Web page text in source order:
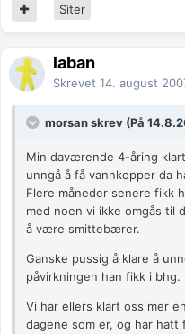
Siter
laban
Skrevet 14. august
morsan skrev (På
Min daværende 4-åring
unngå å få vannkopper da
Flere måneder senere fikk
med noen vi ikke omgås til
å være smittebærer.
Ganske pussig å klare å
påvirkningen han fikk i bhg.
Vi har ellers klart oss mer
dagene som er, og har